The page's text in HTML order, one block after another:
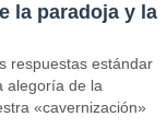
la paradoja y la
respuestas estándar
alegoría de la
«cavernización»